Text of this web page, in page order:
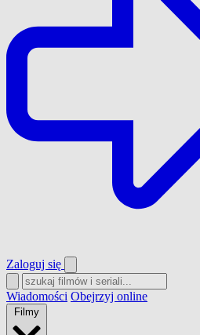
Zaloguj się
Wiadomości Obejrzyj online
Filmy